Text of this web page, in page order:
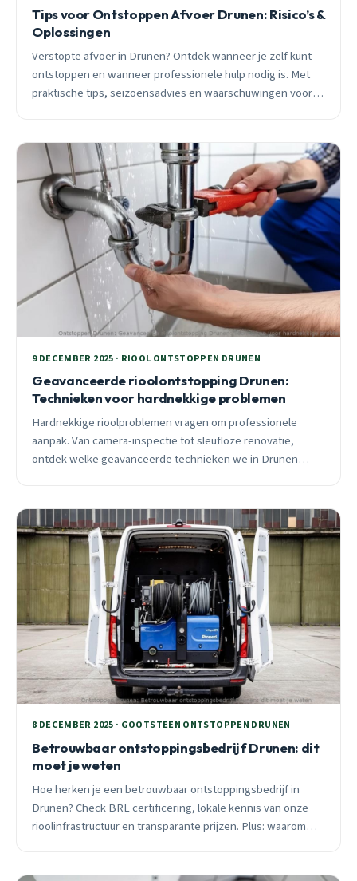
Tips voor Ontstoppen Afvoer Drunen: Risico’s &
Oplossingen
Verstopte afvoer in Drunen? Ontdek wanneer je zelf kunt
ontstoppen en wanneer professionele hulp nodig is. Met
praktische tips, seizoensadvies en waarschuwingen voor
9 DECEMBER 2025 · RIOOL ONTSTOPPEN DRUNEN
Geavanceerde rioolontstopping Drunen:
Technieken voor hardnekkige problemen
Hardnekkige rioolproblemen vragen om professionele
aanpak. Van camera-inspectie tot sleufloze renovatie,
ontdek welke geavanceerde technieken we in Drunen
8 DECEMBER 2025 · GOOTSTEEN ONTSTOPPEN DRUNEN
Betrouwbaar ontstoppingsbedrijf Drunen: dit
moet je weten
Hoe herken je een betrouwbaar ontstoppingsbedrijf in
Drunen? Check BRL certificering, lokale kennis van onze
rioolinfrastructuur en transparante prijzen. Plus: waarom